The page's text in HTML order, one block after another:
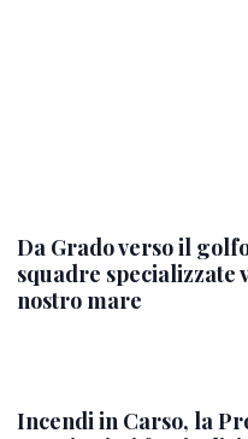
Da Grado verso il
squadre specializzate
nostro mare
Incendi in Carso, la